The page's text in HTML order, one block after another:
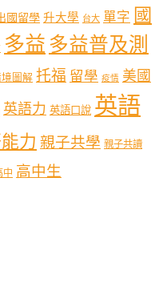
國留學 升大學 台大 單字 國
多益 多益普及測
圖解 托福 留學 疫情 美國
英語力 英語口說 英語
力 親子共學 親子共讀
中 高中生